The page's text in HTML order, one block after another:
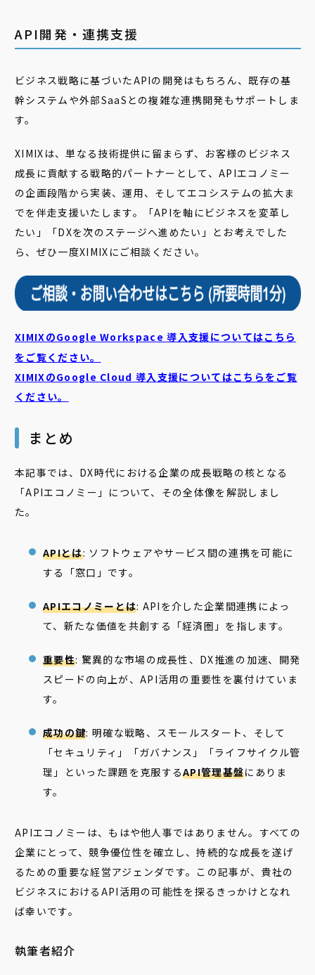
API開発・連携支援
ビジネス戦略に基づいたAPIの開発はもちろん、既存の基
幹システムや外部SaaSとの複雑な連携開発もサポートしま
す。
XIMIXは、単なる技術提供に留まらず、お客様のビジネス
成長に貢献する戦略的パートナーとして、APIエコノミー
の企画段階から実装、運用、そしてエコシステムの拡大ま
でを伴走支援いたします。「APIを軸にビジネスを変革し
たい」「DXを次のステージへ進めたい」とお考えでした
ら、ぜひ一度XIMIXにご相談ください。
XIMIXのGoogle Workspace 導入支援についてはこちら
をご覧ください。
XIMIXのGoogle Cloud 導入支援についてはこちらをご覧
ください。
まとめ
本記事では、DX時代における企業の成長戦略の核となる
「APIエコノミー」について、その全体像を解説しまし
た。
APIとは: ソフトウェアやサービス間の連携を可能に
する「窓口」です。
APIエコノミーとは: APIを介した企業間連携によっ
て、新たな価値を共創する「経済圏」を指します。
重要性: 驚異的な市場の成長性、DX推進の加速、開発
スピードの向上が、API活用の重要性を裏付けていま
す。
成功の鍵: 明確な戦略、スモールスタート、そして
「セキュリティ」「ガバナンス」「ライフサイクル管
理」といった課題を克服するAPI管理基盤にありま
す。
APIエコノミーは、もはや他人事ではありません。すべての
企業にとって、競争優位性を確立し、持続的な成長を遂げ
るための重要な経営アジェンダです。この記事が、貴社の
ビジネスにおけるAPI活用の可能性を探るきっかけとなれ
ば幸いです。
執筆者紹介